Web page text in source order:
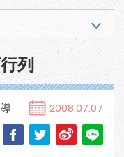
列
2008.07.07